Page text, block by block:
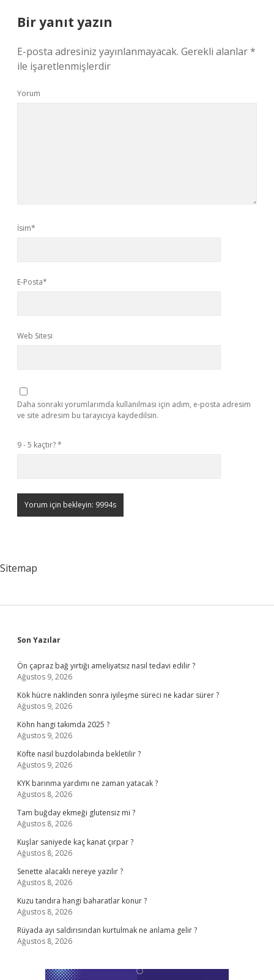
Bir yanıt yazın
E-posta adresiniz yayınlanmayacak. Gerekli alanlar*
ile işaretlenmişlerdir
Yorum
İsim*
E-Posta*
Web Sitesi
Daha sonraki yorumlarımda kullanılması için adım, e-posta adresim
ve site adresim bu tarayıcıya kaydedilsin.
9 - 5 kaçtır?*
Sitemap
Sidebar
Son Yazılar
Ön çapraz bağ yırtığı ameliyatsız nasıl tedavi edilir ?
Ağustos 9, 2026
Kök hücre naklinden sonra iyileşme süreci ne kadar sürer ?
Ağustos 9, 2026
Köhn hangi takımda 2025 ?
Ağustos 9, 2026
Köfte nasıl buzdolabında bekletilir ?
Ağustos 9, 2026
KYK barınma yardımı ne zaman yatacak ?
Ağustos 8, 2026
Tam buğday ekmeği glutensiz mi ?
Ağustos 8, 2026
Kuşlar saniyede kaç kanat çırpar ?
Ağustos 8, 2026
Senette alacaklı nereye yazılır ?
Ağustos 8, 2026
Kuzu tandıra hangi baharatlar konur ?
Ağustos 8, 2026
Rüyada ayı saldırısından kurtulmak ne anlama gelir ?
Ağustos 8, 2026